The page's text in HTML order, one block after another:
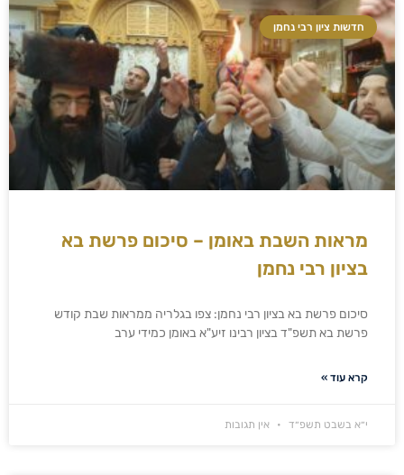
חדשות ציון רבי נחמן
מראות השבת באומן – סיכום פרשת בא
בציון רבי נחמן
סיכום פרשת בא בציון רבי נחמן: צפו בגלריה ממראות שבת קודש
פרשת בא תשפ"ד בציון רבינו זיע"א באומן כמידי ערב
קרא עוד »
י״א בשבט תשפ״ד אין תגובות